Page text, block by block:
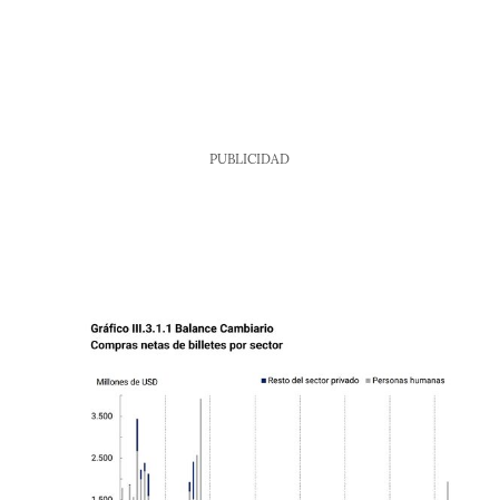
PUBLICIDAD